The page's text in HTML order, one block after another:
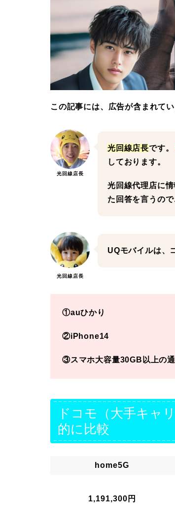
この記事には、広告が含まれてい
光回線店長
光回線店長です。
しております。
光回線代理店に
た回答を言うので
光回線店長
UQモバイルは、
①auひかり
②iPhone14
③スマホ大容量30GB以上の
ドコモ（大手キャ
的に比較
home5G
1,191,300円